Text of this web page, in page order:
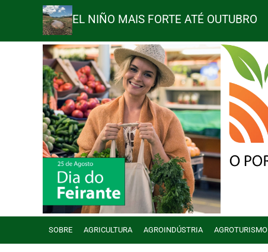
EL NIÑO MAIS FORTE ATÉ OUTUBRO
SOBRE AGRICULTURA AGROINDÚSTRIA AGROTURISMO